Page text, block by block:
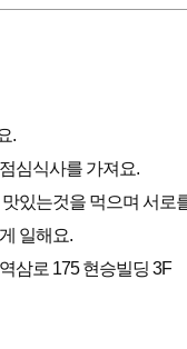
.
심식사를 가져요.
있는것을 먹으며 서로
일해요.
삼로 175 현승빌딩 3F